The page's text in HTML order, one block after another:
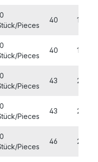
Pieces
40 18
Pieces
40 18
Pieces
43 20
Pieces
43 20
Pieces
46 22